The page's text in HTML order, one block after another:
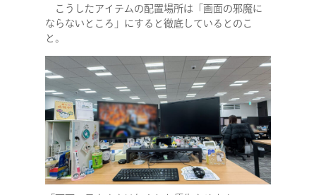
こうしたアイテムの配置場所は「画面の邪魔に
ならないところ」にすると徹底しているとのこ
と。